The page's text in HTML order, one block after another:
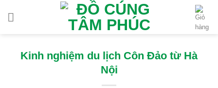
Kinh nghiệm du lịch Côn Đảo từ Hà
Nội